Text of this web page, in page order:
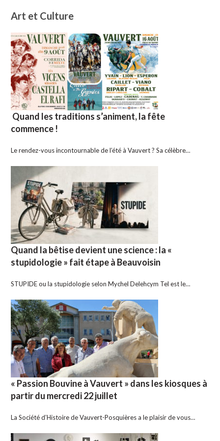
Art et Culture
Quand les traditions s’animent, la fête
commence !
Le rendez-vous incontournable de l’été à Vauvert ? Sa célèbre…
Quand la bêtise devient une science : la «
stupidologie » fait étape à Beauvoisin
STUPIDE ou la stupidologie selon Mychel Delehcym Tel est le…
« Passion Bouvine à Vauvert » dans les kiosques à
partir du mercredi 22 juillet
La Société d’Histoire de Vauvert-Posquières a le plaisir de vous…